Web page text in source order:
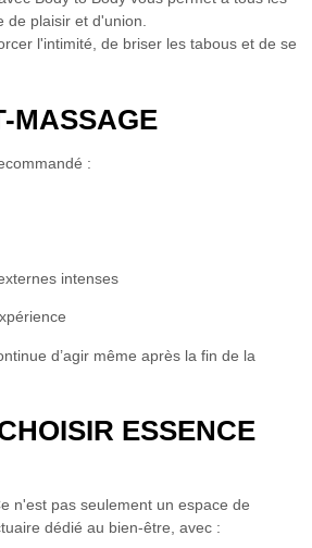
de plaisir et d'union.
l'intimité, de briser les tabous et de se
MASSAGE
:
intenses
d’agir même après la fin de la
ESSENCE
n'est pas seulement un espace de
dédié au bien-être, avec :